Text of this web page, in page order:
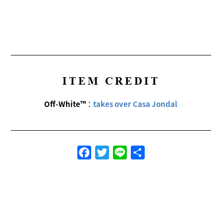
ITEM CREDIT
Off-White™ ：takes over Casa Jondal
FacebookTwitterLine